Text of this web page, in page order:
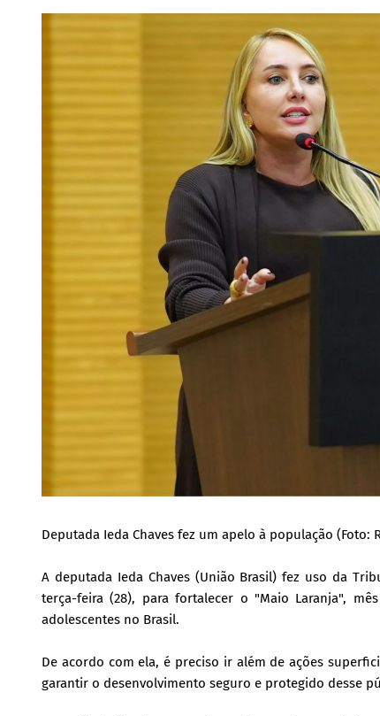
Deputada Ieda Chaves fez um apelo à população (Foto:
A deputada Ieda Chaves (União Brasil) fez uso da
terça-feira (28), para fortalecer o "Maio Laranja",
adolescentes no Brasil.
De acordo com ela, é preciso ir além de ações
garantir o desenvolvimento seguro e protegido desse